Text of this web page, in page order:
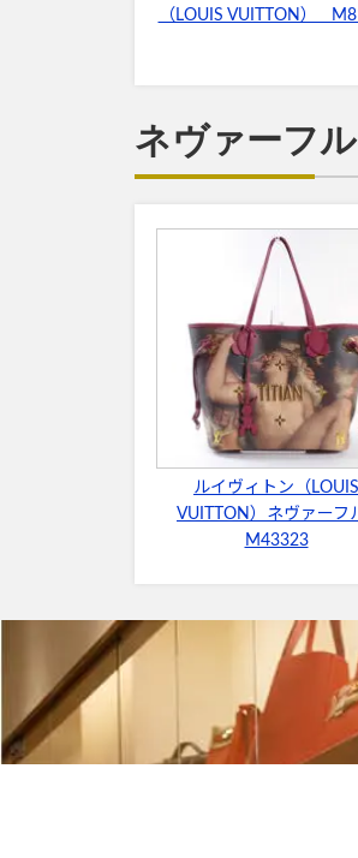
（LOUIS VUITTON）
ネヴァーフ
ルイヴィトン（LOUIS
VUITTON）ネヴァーフ
M43323